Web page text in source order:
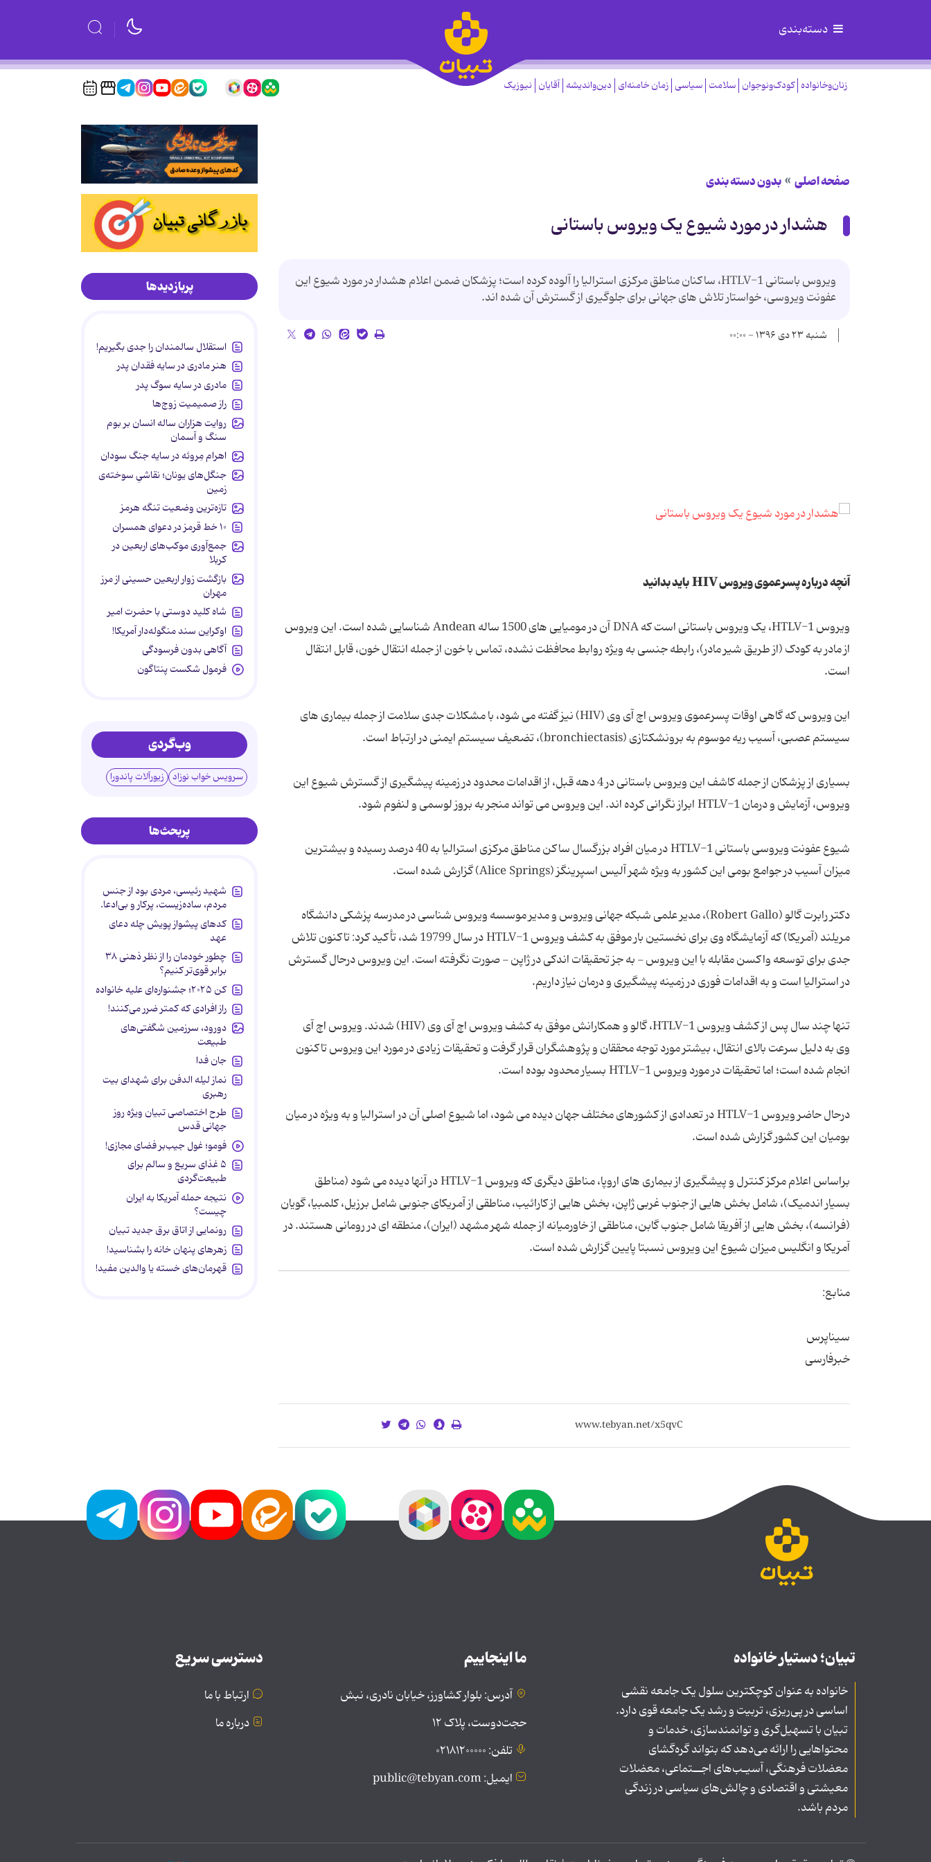
دسته‌بندی
زنان‌وخانواده کودک‌ونوجوان سلامت سیاسی زمان خامنه‌ای دین‌واندیشه آقایان نیوزیک
صفحه اصلی بدون دسته بندی
هشدار در مورد شیوع یک ویروس باستانی
ویروس باستانی HTLV-1، ساکنان مناطق مرکزی استرالیا را آلوده کرده است؛ پزشکان ضمن اعلام هشدار در مورد شیوع این
عفونت ویروسی، خواستار تلاش های جهانی برای جلوگیری از گسترش آن شده اند.
شنبه ۲۳ دی ۱۳۹۶ - ۰۰:۰۰
آنچه درباره پسرعموی ویروس HIV باید بدانید
ویروس HTLV-1، یک ویروس باستانی است که DNA آن در مومیایی های 1500 ساله Andean شناسایی شده است. این ویروس
از مادر به کودک (از طریق شیر مادر)، رابطه جنسی به ویژه روابط محافظت نشده، تماس با خون از جمله انتقال خون، قابل انتقال
است.
این ویروس که گاهی اوقات پسرعموی ویروس اچ آی وی (HIV) نیز گفته می شود، با مشکلات جدی سلامت از جمله بیماری های
سیستم عصبی، آسیب ریه موسوم به برونشکتازی (bronchiectasis)، تضعیف سیستم ایمنی در ارتباط است.
بسیاری از پزشکان از جمله کاشف این ویروس باستانی در 4 دهه قبل، از اقدامات محدود در زمینه پیشگیری از گسترش شیوع این
ویروس، آزمایش و درمان HTLV-1 ابراز نگرانی کرده اند. این ویروس می تواند منجر به بروز لوسمی و لنفوم شود.
شیوع عفونت ویروسی باستانی HTLV-1 در میان افراد بزرگسال ساکن مناطق مرکزی استرالیا به 40 درصد رسیده و بیشترین
میزان آسیب در جوامع بومی این کشور به ویژه شهر آلیس اسپرینگز (Alice Springs) گزارش شده است.
دکتر رابرت گالو (Robert Gallo)، مدیر علمی شبکه جهانی ویروس و مدیر موسسه ویروس شناسی در مدرسه پزشکی دانشگاه
مریلند (آمریکا) که آزمایشگاه وی برای نخستین بار موفق به کشف ویروس HTLV-1 در سال 19799 شد، تأکید کرد: تاکنون تلاش
جدی برای توسعه واکسن مقابله با این ویروس - به جز تحقیقات اندکی در ژاپن - صورت نگرفته است. این ویروس درحال گسترش
در استرالیا است و به اقدامات فوری در زمینه پیشگیری و درمان نیاز داریم.
تنها چند سال پس از کشف ویروس HTLV-1، گالو و همکارانش موفق به کشف ویروس اچ آی وی (HIV) شدند. ویروس اچ آی
وی به دلیل سرعت بالای انتقال، بیشتر مورد توجه محققان و پژوهشگران قرار گرفت و تحقیقات زیادی در مورد این ویروس تاکنون
انجام شده است؛ اما تحقیقات در مورد ویروس HTLV-1 بسیار محدود بوده است.
درحال حاضر ویروس HTLV-1 در تعدادی از کشورهای مختلف جهان دیده می شود، اما شیوع اصلی آن در استرالیا و به ویژه در میان
بومیان این کشور گزارش شده است.
براساس اعلام مرکز کنترل و پیشگیری از بیماری های اروپا، مناطق دیگری که ویروس HTLV-1 در آنها دیده می شود (مناطق
بسیار اندمیک)، شامل بخش هایی از جنوب غربی ژاپن، بخش هایی از کارائیب، مناطقی از آمریکای جنوبی شامل برزیل، کلمبیا، گویان
(فرانسه)، بخش هایی از آفریقا شامل جنوب گابن، مناطقی از خاورمیانه از جمله شهر مشهد (ایران)، منطقه ای در رومانی هستند. در
آمریکا و انگلیس میزان شیوع این ویروس نسبتا پایین گزارش شده است.
منابع:
سیناپرس
خبرفارسی
پربازدیدها
استقلال سالمندان را جدی بگیریم!
هنر مادری در سایه‌ فقدان پدر
مادری در سایه سوگ پدر
راز صمیمیت زوج‌ها
روایت هزاران ساله انسان بر بوم
سنگ و آسمان
اهرام مِروئه در سایه جنگ سودان
جنگل‌های یونان؛ نقاشیِ سوخته‌ی
زمین
تازه‌ترین وضعیت تنگه هرمز
۱۰ خط قرمز در دعوای همسران
جمع‌آوری موکب‌های اربعین در
کربلا
بازگشت زوار اربعین حسینی از مرز
مهران
شاه کلید دوستی با حضرت امیر
اوکراین سند منگوله‌دار آمریکا!
آگاهی بدون فرسودگی
فرمول شکست پنتاگون
وب‌گردی
سرویس خواب نوزاد زیورآلات پاندورا
پربحث‌ها
شهید رئیسی، مردی بود از جنس
مردم، ساده‌زیست، پرکار و بی‌ادعا.
کدهای پیشواز پویش چله دعای
عهد
چطور خودمان را از نظر ذهنی ۳۸
برابر قوی‌تر کنیم؟
کن ۲۰۲۵؛ جشنواره‌ای علیه خانواده
راز افرادی که کمتر ضرر می‌کنند!
دورود، سرزمین شگفتی‌های
طبیعت
جان فدا
نماز لیله الدفن برای شهدای بیت
رهبری
طرح اختصاصی تبیان ویژه روز
جهانی قدس
فومو؛ غول جیب‌بر فضای مجازی!
۵ غذای سریع و سالم برای
طبیعت‌گردی
نتیجه حمله آمریکا به ایران
چیست؟
رونمایی از اتاق برق جدید تبیان
زهرهای پنهان خانه را بشناسید!
قهرمان‌های خسته یا والدین مفید!
تبیان؛ دستیار خانواده
خانواده به عنوان کوچکترین سلول یک جامعه نقشی
اساسی در پی‌ریزی، تربیت و رشد یک جامعه قوی دارد.
تبیان با تسهیل‌گری و توانمندسازی، خدمات و
محتواهایی را ارائه می‌دهد که بتواند گره‌گشای
معضلات فرهنگی، آسیـب‌های اجــتماعی، معضلات
معیشتی و اقتصادی و چالش‌های سیاسی در زندگی
مردم باشد.
ما اینجاییم
آدرس: بلوار کشاورز، خیابان نادری، نبش
حجت‌دوست، پلاک ۱۲
تلفن: ۰۲۱۸۱۲۰۰۰۰۰
ایمیل: public@tebyan.com
دسترسی سریع
ارتباط با ما
درباره ما